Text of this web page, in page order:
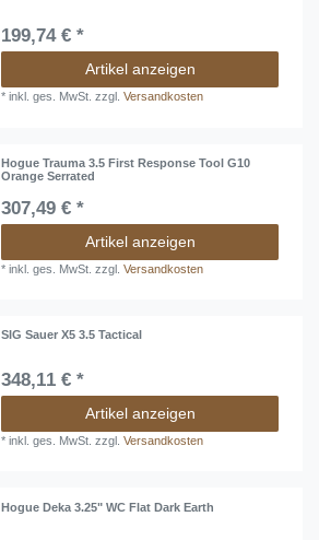
199,74 € *
Artikel anzeigen
*inkl. ges. MwSt. zzgl.Versandkosten
Hogue Trauma 3.5 First Response Tool G10
Orange Serrated
307,49 € *
Artikel anzeigen
*inkl. ges. MwSt. zzgl.Versandkosten
SIG Sauer X5 3.5 Tactical
348,11 € *
Artikel anzeigen
*inkl. ges. MwSt. zzgl.Versandkosten
Hogue Deka 3.25" WC Flat Dark Earth